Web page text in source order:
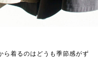
ら着るのはどうも季節感がず